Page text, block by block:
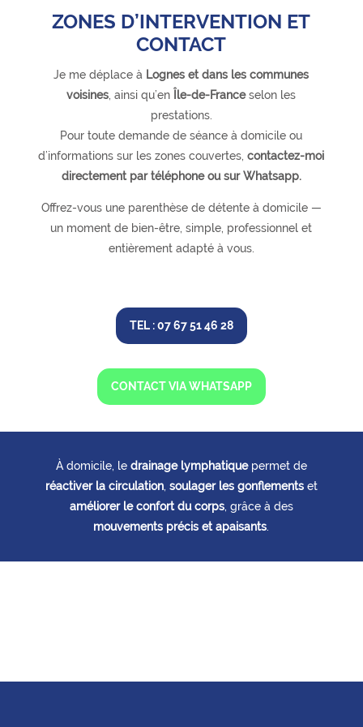
ZONES D’INTERVENTION ET
CONTACT
Je me déplace à Lognes et dans les communes
voisines, ainsi qu’en Île-de-Franceselon les
prestations.
Pour toute demande de séance à domicile ou
d’informations sur les zones couvertes,contactez-moi
directement par téléphone ou sur Whatsapp.
Offrez-vous une parenthèse de détente à domicile —
un moment de bien-être, simple, professionnel et
entièrement adapté à vous.
TEL : 07 67 51 46 28
CONTACT VIA WHATSAPP
À domicile, le drainage lymphatiquepermet de
réactiver la circulation, soulager les gonflementset
améliorer le confort du corps, grâce à des
mouvements précis et apaisants.